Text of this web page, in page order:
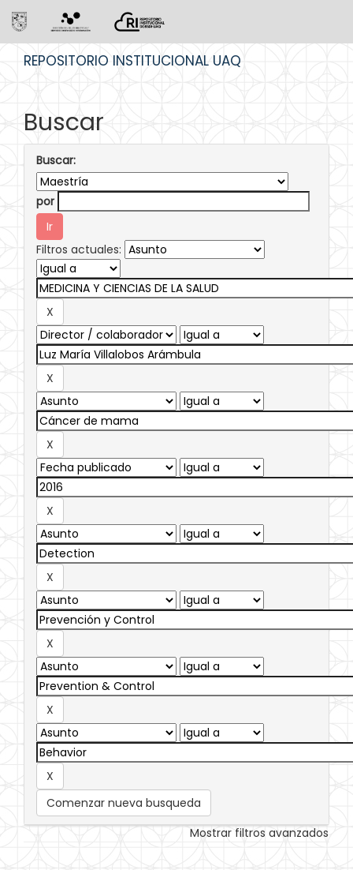
REPOSITORIO INSTITUCIONAL UAQ
Buscar
Buscar:
por
Filtros actuales:
Comenzar nueva busqueda
Mostrar filtros avanzados